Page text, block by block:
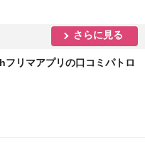
さらに見る
リマアプリの口コミパトロ